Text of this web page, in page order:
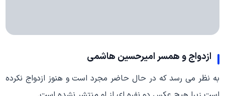
ازدواج و همسر امیرحسین هاشمی
به نظر می رسد که در حال حاضر مجرد است و هنوز ازدواج نکرده